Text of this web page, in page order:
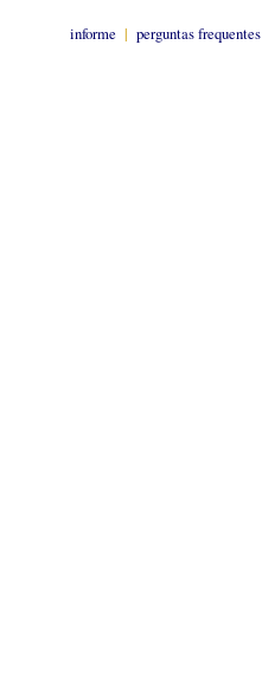
informe | perguntas frequentes